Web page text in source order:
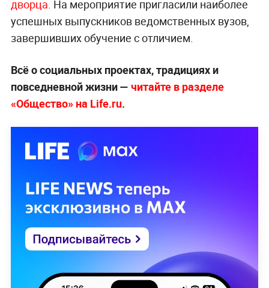
дворца. На мероприятие пригласили наиболее
успешных выпускников ведомственных вузов,
завершивших обучение с отличием.
Всё о социальных проектах, традициях и
повседневной жизни — читайте в разделе
«Общество» на Life.ru.